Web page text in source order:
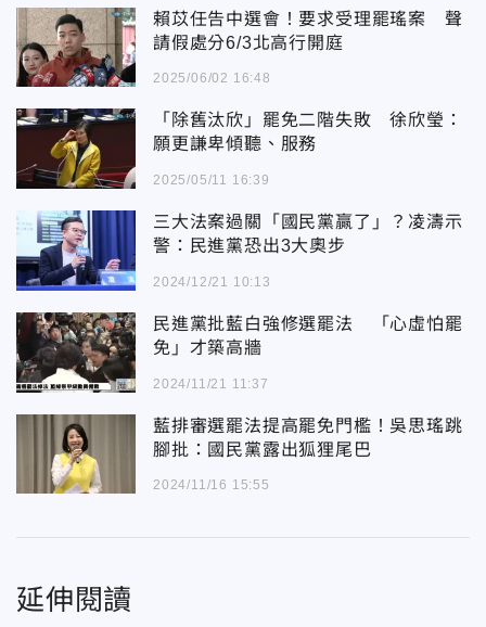
賴苡任告中選會！要求受理罷瑤案 聲
請假處分6/3北高行開庭
2025/06/02 16:48
「除舊汰欣」罷免二階失敗 徐欣瑩：
願更謙卑傾聽、服務
2025/05/11 16:39
三大法案過關「國民黨贏了」？凌濤示
警：民進黨恐出3大奧步
2024/12/21 10:13
民進黨批藍白強修選罷法 「心虛怕罷
免」才築高牆
2024/11/21 11:37
藍排審選罷法提高罷免門檻！吳思瑤跳
腳批：國民黨露出狐狸尾巴
2024/11/16 15:55
延伸閱讀